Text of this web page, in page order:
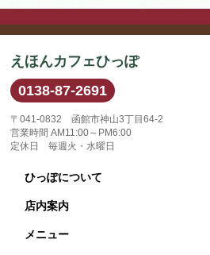
えほんカフェひっぽ
0138-87-2691
〒041-0832 函館市神山3丁目64-2
営業時間 AM11:00～PM6:00
定休日 毎週火・水曜日
ひっぽについて
店内案内
メニュー